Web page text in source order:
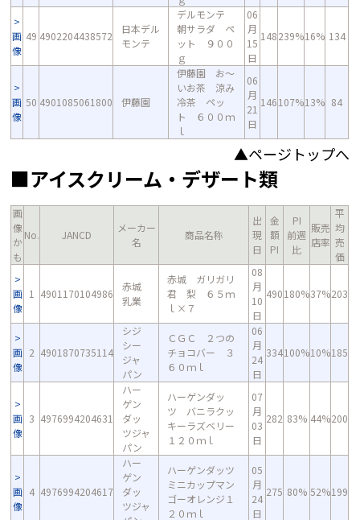
画
像
49 4902204438572
日本デル
モンテ
デルモンテ
朝サラダ ペ
ット ９００
ｇ
06
月
15
日
148239%16% 134
画
像
50 4901085061800 伊藤園
伊藤園 お～
いお茶 涼み
冷茶 ペッ
ト ６００ｍ
ｌ
06
月
21
日
146107%13% 84
▲ページトップへ
■アイスクリーム・デザート類
画
像
か
も
No. JANCD
メーカー
名
商品名称
出
現
日
金
額
PI
PI
前週
比
販売
店率
平
均
売
価
画
像
1 4901170104986
赤城
乳業
赤城 ガリガリ
君 梨 ６５ｍ
ｌ×７
08
月
10
日
490180%37%203
画
像
2 4901870735114
シジ
シー
ジャ
パン
ＣＧＣ ２つの
チョコバー ３
６０ｍｌ
06
月
24
日
334100%10%185
画
像
3 4976994204631
ハー
ゲン
ダッ
ツジャ
パン
ハーゲンダッ
ツ バニラクッ
キーラズベリー
１２０ｍｌ
07
月
03
日
282 83% 44%200
画
像
4 4976994204617
ハー
ゲン
ダッ
ツジャ
ハーゲンダッツ
ミニカップマン
ゴーオレンジ１
２０ｍｌ
05
月
24
日
275 80% 52%199